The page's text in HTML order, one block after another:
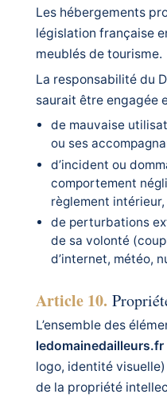
Les hébergements
législation française
meublés de tourisme.
La responsabilité du
saurait être engagée
de mauvaise
ou ses
d’incident ou
comportement
règlement intérieur,
de perturbations
de sa volonté
d’internet, météo,
Article 10.
L’ensemble des
ledomainedailleurs.fr
logo, identité
de la propriété